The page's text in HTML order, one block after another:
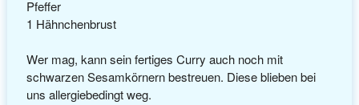
Pfeffer
1 Hähnchenbrust
Wer mag, kann sein fertiges Curry auch noch mit
schwarzen Sesamkörnern bestreuen. Diese blieben bei
uns allergiebedingt weg.